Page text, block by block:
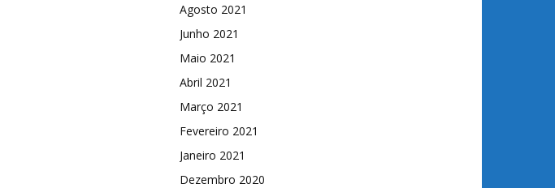
Agosto 2021
Junho 2021
Maio 2021
Abril 2021
Março 2021
Fevereiro 2021
Janeiro 2021
Dezembro 2020